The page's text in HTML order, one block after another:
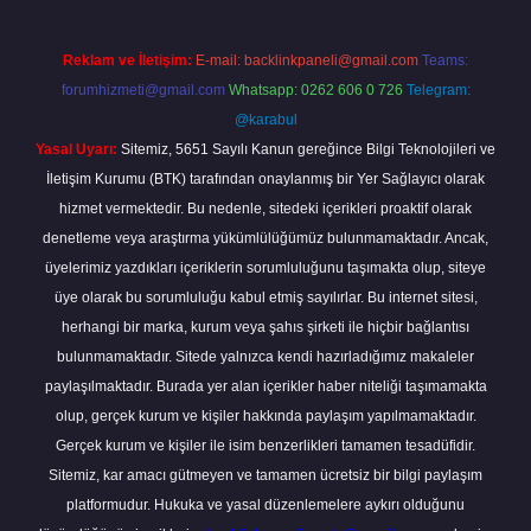
Reklam ve İletişim: E-mail: backlinkpaneli@gmail.com Teams:
forumhizmeti@gmail.com Whatsapp: 0262 606 0 726 Telegram:
@karabul
Yasal Uyarı: Sitemiz, 5651 Sayılı Kanun gereğince Bilgi Teknolojileri ve
İletişim Kurumu (BTK) tarafından onaylanmış bir Yer Sağlayıcı olarak
hizmet vermektedir. Bu nedenle, sitedeki içerikleri proaktif olarak
denetleme veya araştırma yükümlülüğümüz bulunmamaktadır. Ancak,
üyelerimiz yazdıkları içeriklerin sorumluluğunu taşımakta olup, siteye
üye olarak bu sorumluluğu kabul etmiş sayılırlar. Bu internet sitesi,
herhangi bir marka, kurum veya şahıs şirketi ile hiçbir bağlantısı
bulunmamaktadır. Sitede yalnızca kendi hazırladığımız makaleler
paylaşılmaktadır. Burada yer alan içerikler haber niteliği taşımamakta
olup, gerçek kurum ve kişiler hakkında paylaşım yapılmamaktadır.
Gerçek kurum ve kişiler ile isim benzerlikleri tamamen tesadüfidir.
Sitemiz, kar amacı gütmeyen ve tamamen ücretsiz bir bilgi paylaşım
platformudur. Hukuka ve yasal düzenlemelere aykırı olduğunu